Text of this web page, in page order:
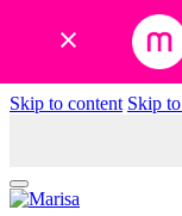
Skip to content Skip